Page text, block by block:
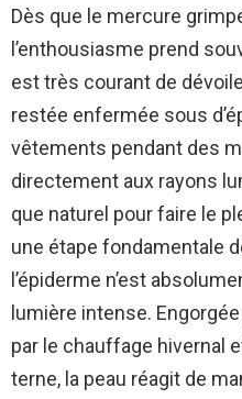
Dès que le mercure
l’enthousiasme prend
est très courant de
restée enfermée sous
vêtements pendant des
directement aux rayons
que naturel pour faire le
une étape fondamentale
l’épiderme n’est
lumière intense.
par le chauffage hivernal
terne, la peau réagit de